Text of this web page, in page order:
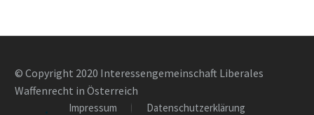
© Copyright 2020 Interessengemeinschaft Liberales
Waffenrecht in Österreich
Impressum
Datenschutzerklärung